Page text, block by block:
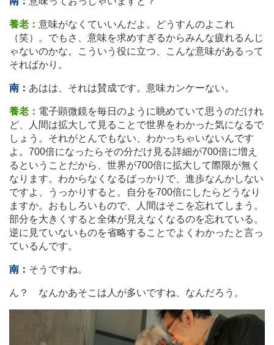
養老： 意味がなくていいんだよ。どうすんのよこれ
（笑）。でもさ、意味を求めすぎるからみんな疲れるんじ
ゃないのかな。こういう役に立つ、こんな意味があるって
そればかり。
南： あはは、それは賛成です。意味カンケーない。
養老： 電子顕微鏡を毎日のように眺めていて思うのだけれ
ど、人間は拡大して見ることで世界をわかった気になるで
しょう。それがとんでもない、わかっちゃいないんです
よ。700倍になったらその分だけ見る詳細が700倍に増え
るということだから、世界が700倍に拡大して際限が無く
なります。わからなくなるばっかりで、進歩なんかしない
ですよ、うっかりすると。自分を700倍にしたらどうなり
ますか。おもしろいもので、人間はそこを忘れてしまう。
部分を大きくすると全体が見えなくなるのを忘れている。
逆に見ていないものを省略することでよくわかったと言っ
ているんです。
南： そうですね。
ん？ なんかあそこは人が多いですね、なんだろう。